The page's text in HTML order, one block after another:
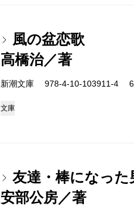
風の盆恋歌
高橋治／著
新潮文庫 978-4-10-103911-4
文庫
友達・棒になった
安部公房／著